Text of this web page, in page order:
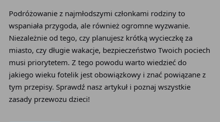
Podróżowanie z najmłodszymi członkami rodziny to
wspaniała przygoda, ale również ogromne wyzwanie.
Niezależnie od tego, czy planujesz krótką wycieczkę za
miasto, czy długie wakacje, bezpieczeństwo Twoich pociech
musi priorytetem. Z tego powodu warto wiedzieć do
jakiego wieku fotelik jest obowiązkowy i znać powiązane z
tym przepisy. Sprawdź nasz artykuł i poznaj wszystkie
zasady przewozu dzieci!